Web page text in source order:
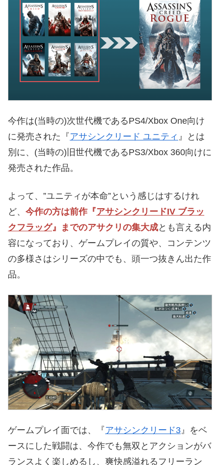
今作は(当時の)次世代機であるPS4/Xbox One向け
に発売された『アサシンクリード ユニティ 』とは
別に、(当時の)旧世代機であるPS3/Xbox 360向けに
発売された作品。
よって、”ユニティが本命”という感じはするけれ
ど、 今作の方は前作『アサシンクリードIV ブラッ
クフラッグ』までのアサクリの集大成とも言える内
容になっており、ゲームプレイの質や、コンテンツ
の多様さはシリーズの中でも、頭一つ抜きん出た作
品。
ゲームプレイ面では、『アサシンクリード3』をベ
ースにした戦闘は、今作でも無双とアクションがバ
ランスよく楽しめるし、爽快感溢れるフリーラン